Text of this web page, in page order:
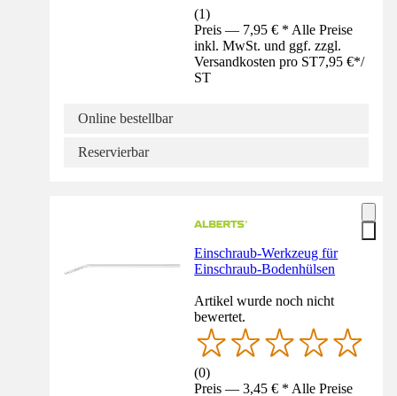
(1)
Preis — 7,95 € * Alle Preise
inkl. MwSt. und ggf. zzgl.
Versandkosten pro ST7,95 €*/
ST
Online bestellbar
Reservierbar
Einschraub-Werkzeug für
Einschraub-Bodenhülsen
Artikel wurde noch nicht
bewertet.
(0)
Preis — 3,45 € * Alle Preise